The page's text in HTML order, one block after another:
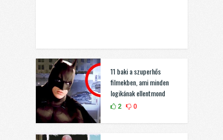
11 baki a szuperhős
filmekben, ami minden
logikának ellentmond
2 0